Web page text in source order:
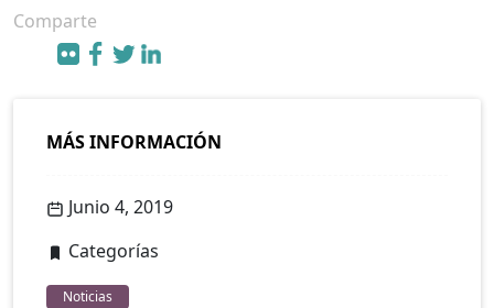
Comparte
MÁS INFORMACIÓN
Junio 4, 2019
Categorías
Noticias